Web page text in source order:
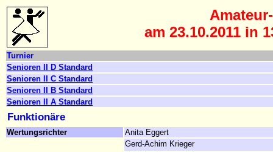
am 23.10.2011 in
Turnier
Senioren II D Standard
Senioren II C Standard
Senioren II B Standard
Senioren II A Standard
Funktionäre
Wertungsrichter
Anita Eggert
Gerd-Achim Krieger